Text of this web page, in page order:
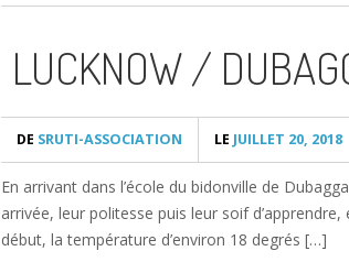
LUCKNOW /
DE SRUTI-ASSOCIATION LE JUILLET 20, 2018
En arrivant dans l’école du bidonville de
arrivée, leur politesse puis leur soif
début, la température d’environ 18 degrés […]